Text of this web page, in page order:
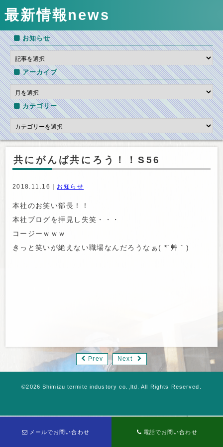
最新情報news
お知らせ
アーカイブ
カテゴリー
共にがんば共にろう！！S56
2018.11.16｜ お知らせ
本社のお笑い部長！！
本社ブログを拝見し失笑・・・
コージーｗｗｗ
きっと笑いが絶えない職場なんだろうなぁ( *´艸｀)
Prev Next
©2026 Shimizu termite industory co.,ltd. All Rights Reserved.
メールでお問い合わせ 電話でお問い合わせ